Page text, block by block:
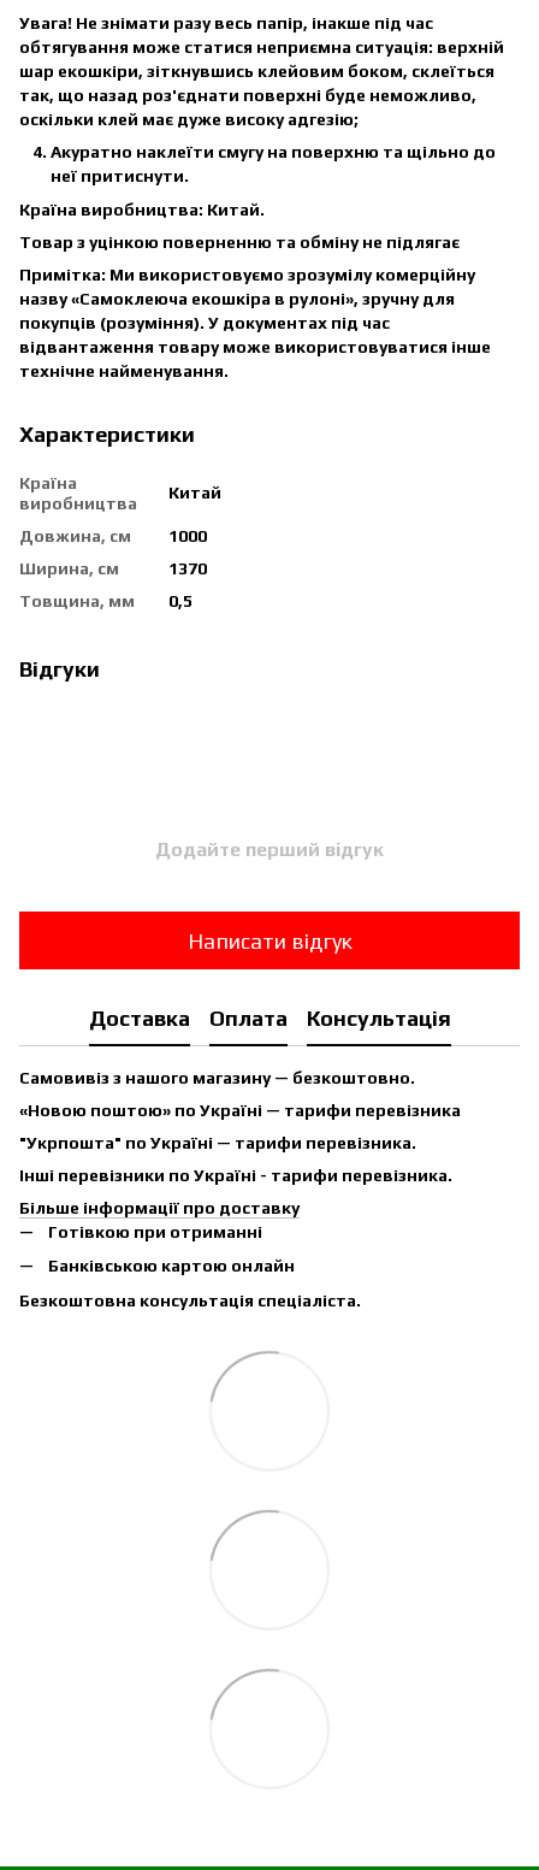
Увага! Не знімати разу весь папір, інакше під час
обтягування може статися неприємна ситуація: верхній
шар екошкіри, зіткнувшись клейовим боком, склеїться
так, що назад роз'єднати поверхні буде неможливо,
оскільки клей має дуже високу адгезію;
Акуратно наклеїти смугу на поверхню та щільно до
неї притиснути.
Країна виробництва: Китай.
Товар з уцінкою поверненню та обміну не підлягає
Примітка: Ми використовуємо зрозумілу комерційну
назву «Самоклеюча екошкіра в рулоні», зручну для
покупців (розуміння). У документах під час
відвантаження товару може використовуватися інше
технічне найменування.
Характеристики
Країна
виробництва
Китай
Довжина, см
1000
Ширина, см
1370
Товщина, мм
0,5
Відгуки
Додайте перший відгук
Написати відгук
Доставка Оплата Консультація
Самовивіз з нашого магазину — безкоштовно.
«Новою поштою» по Україні — тарифи перевізника
"Укрпошта" по Україні — тарифи перевізника.
Інші перевізники по Україні - тарифи перевізника.
Більше інформації про доставку
Готівкою при отриманні
Банківською картою онлайн
Безкоштовна консультація спеціаліста.